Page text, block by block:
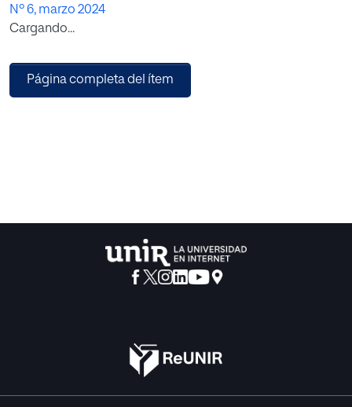
la influencia que el ritmo y el sonido tienen a nivel
intrauterino y como el trabajo con musicoterapia perinatal
de la madre y del bebé. El objetivo del presente estudio fue
el diseño, implementación y evaluación de una propuesta
resultados revelaron los beneficios que la musicoterapia y
el canto ofrecen a las mujeres y sus bebes.
Nº 6, marzo 2024
Cargando...
Página completa del ítem